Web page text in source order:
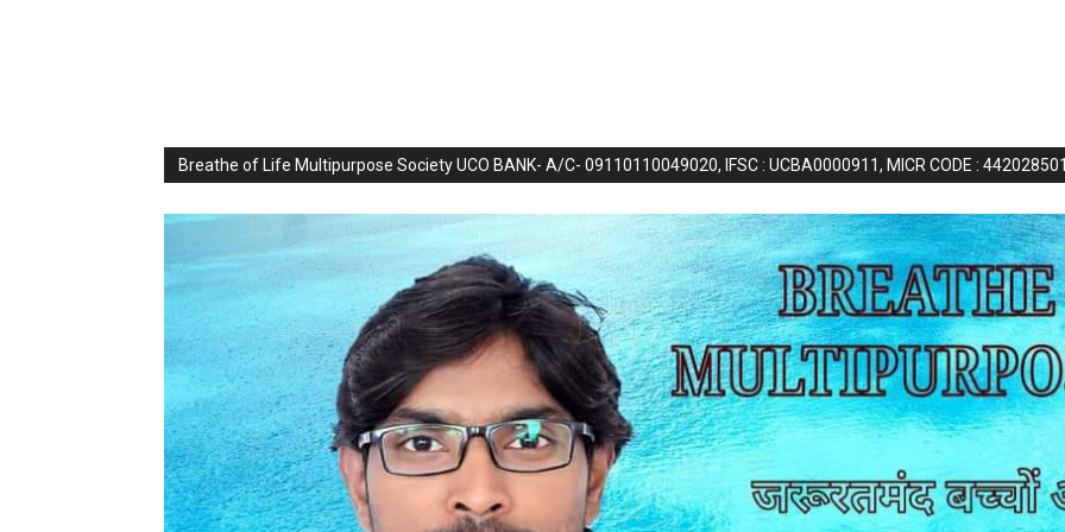
Breathe of Life Multipurpose Society UCO BANK- A/C- 09110110049020, IFSC : UCBA0000911, MICR CODE :